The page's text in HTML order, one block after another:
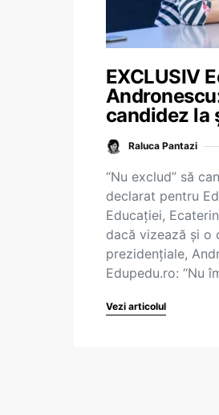
EXCLUSIV
candidez la
Raluca Pantazi
“Nu exclud” să
declarat pentru
Educației,
dacă vizează și o
prezidențiale,
Edupedu.ro: “Nu
Vezi articolul